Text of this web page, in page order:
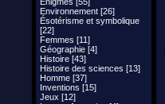
Environnement [26]
Ésotérisme et symbolique
[22]
Femmes [11]
Géographie [4]
Histoire [43]
Histoire des sciences [13]
Homme [37]
Inventions [15]
Jeux [12]